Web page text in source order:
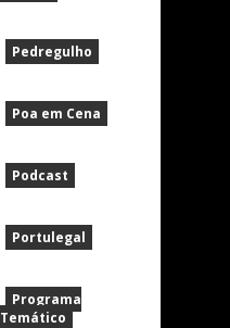
Pedregulho
Poa em Cena
Podcast
Portulegal
Programa
Temático